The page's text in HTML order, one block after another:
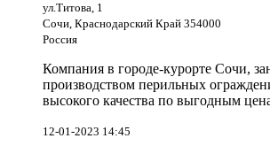
ул.Титова, 1
Сочи, Краснодарский Край 354000
Россия
Компания в городе-курорте Сочи,
производством перильных
высокого качества по выгодным
12-01-2023 14:45